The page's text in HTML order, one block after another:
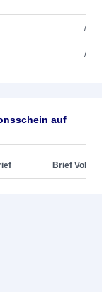
/
/
auf
Brief Vol